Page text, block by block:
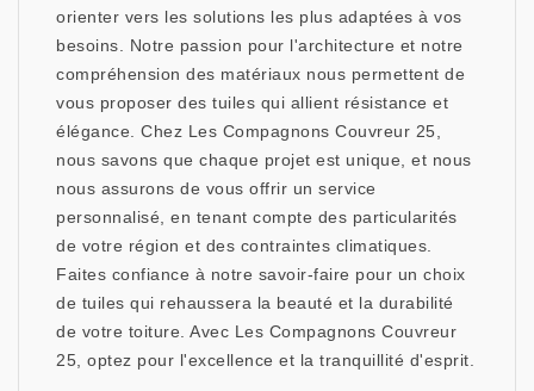
orienter vers les solutions les plus adaptées à vos
besoins. Notre passion pour l'architecture et notre
compréhension des matériaux nous permettent de
vous proposer des tuiles qui allient résistance et
élégance. Chez Les Compagnons Couvreur 25,
nous savons que chaque projet est unique, et nous
nous assurons de vous offrir un service
personnalisé, en tenant compte des particularités
de votre région et des contraintes climatiques.
Faites confiance à notre savoir-faire pour un choix
de tuiles qui rehaussera la beauté et la durabilité
de votre toiture. Avec Les Compagnons Couvreur
25, optez pour l'excellence et la tranquillité d'esprit.